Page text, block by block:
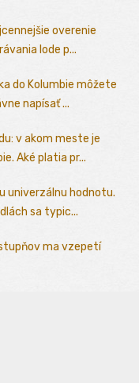
overenie
lode p...
do Kolumbie môžete
napísať ...
v akom meste je
Aké platia pr...
univerzálnu hodnotu.
sa typic...
ma vzepetí